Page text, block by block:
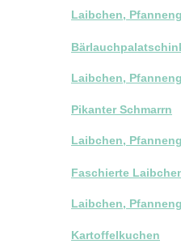
Laibchen,
Laibchen,
Pikanter Schmarrn
Laibchen,
Faschierte
Laibchen,
Kartoffelkuchen